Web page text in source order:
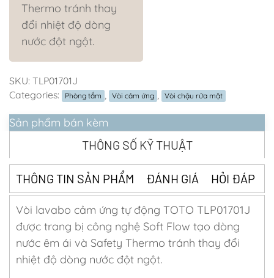
Thermo tránh thay
đổi nhiệt độ dòng
nước đột ngột.
SKU: TLP01701J
Categories:
Phòng tắm Vòi cảm ứng Vòi chậu rửa mặt
Sản phẩm bán kèm
THÔNG SỐ KỸ THUẬT
THÔNG TIN SẢN PHẨM ĐÁNH GIÁ HỎI ĐÁP
Vòi lavabo cảm ứng tự động TOTO TLP01701J
được trang bị công nghệ Soft Flow tạo dòng
nước êm ái và Safety Thermo tránh thay đổi
nhiệt độ dòng nước đột ngột.